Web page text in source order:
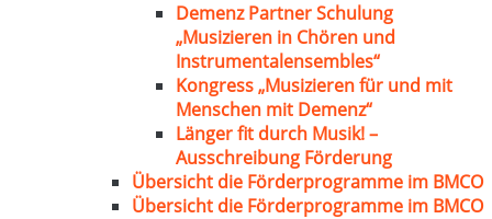
Demenz Partner Schulung
„Musizieren in Chören und
Instrumentalensembles“
Kongress „Musizieren für und mit
Menschen mit Demenz“
Länger fit durch Musik! –
Ausschreibung Förderung
Übersicht die Förderprogramme im BMCO
Übersicht die Förderprogramme im BMCO